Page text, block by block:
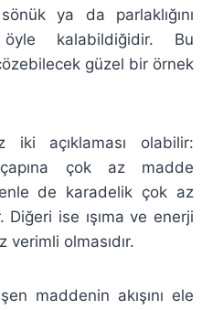
ya da parlaklığını
öyle kalabildiğidir. Bu
güzel bir örnek
iki açıklaması olabilir:
çok az madde
de karadelik çok az
Diğeri ise ışıma ve enerji
olmasıdır.
maddenin akışını ele